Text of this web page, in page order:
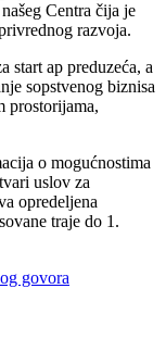
Centra čija je
razvoja.
start ap preduzeća, a
sopstvenog biznisa
prostorijama,
o mogućnostima
uslov za
opredeljena
traje do 1.
govora